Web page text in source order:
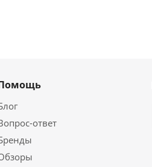
ответ